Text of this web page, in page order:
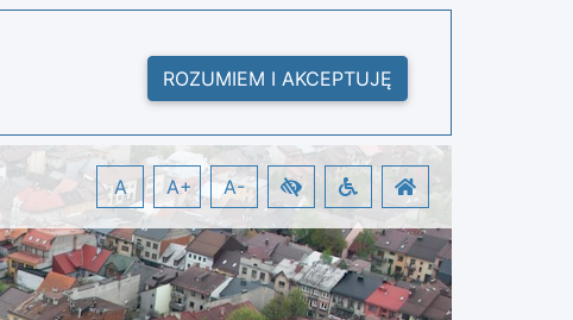
ROZUMIEM I AKCEPTUJĘ
A A+ A-